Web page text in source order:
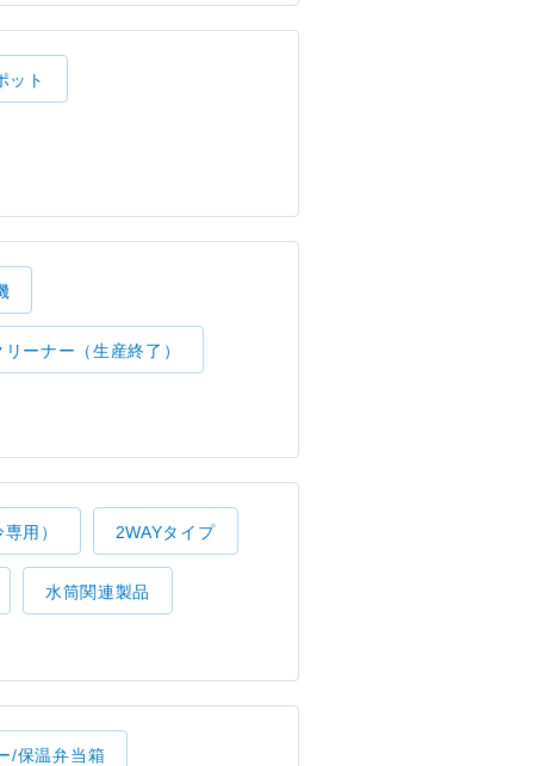
ット
リーナー（生産終了）
用） 2WAYタイプ
水筒関連製品
/保温弁当箱